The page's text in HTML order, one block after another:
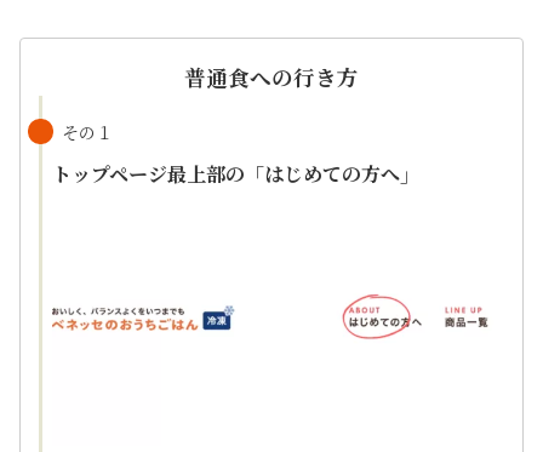
普通食への行き方
その１
トップページ最上部の「はじめての方へ」